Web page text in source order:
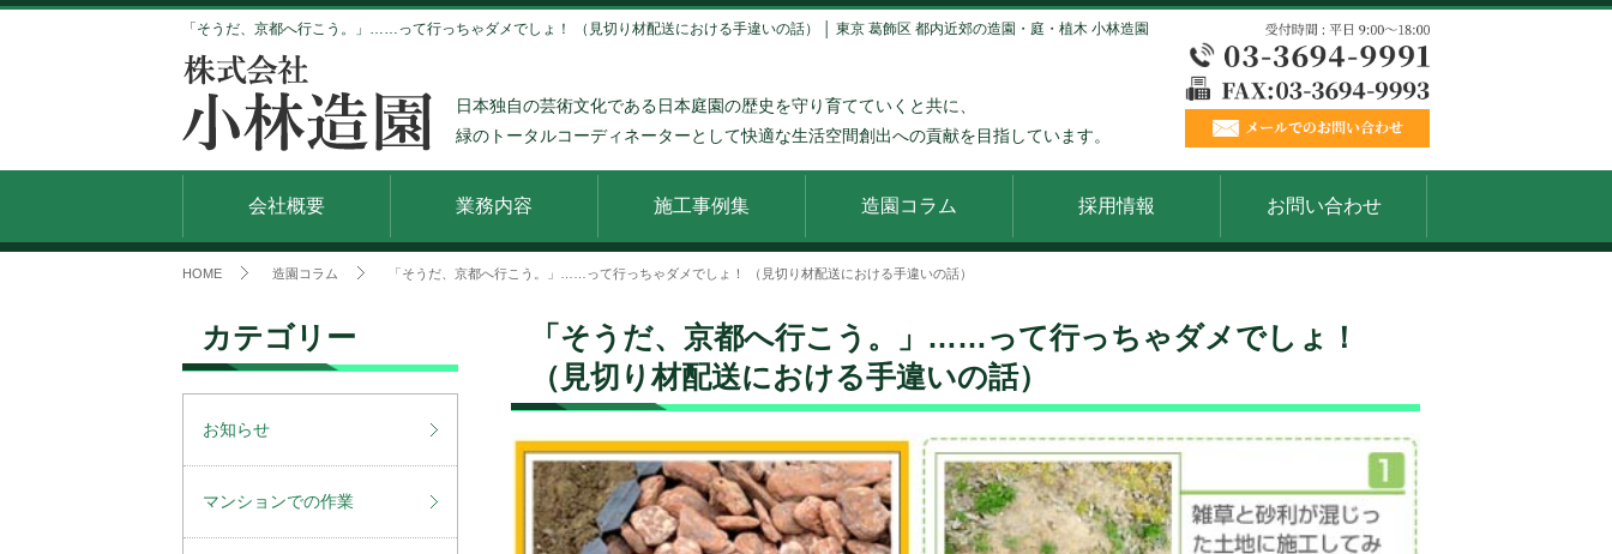
「そうだ、京都へ行こう。」……って行っちゃダメでしょ！ （見切り材配送における手違いの話） │ 東京 葛飾区 都内近郊の造園・庭・植木 小林造園
日本独自の芸術文化である日本庭園の歴史を守り育てていくと共に、
緑のトータルコーディネーターとして快適な生活空間創出への貢献を目指しています。
会社概要 業務内容 施工事例集 造園コラム 採用情報 お問い合わせ
HOME 造園コラム 「そうだ、京都へ行こう。」……って行っちゃダメでしょ！ （見切り材配送における手違いの話）
「そうだ、京都へ行こう。」……って行っちゃダメでしょ！
（見切り材配送における手違いの話）
カテゴリー
お知らせ
マンションでの作業